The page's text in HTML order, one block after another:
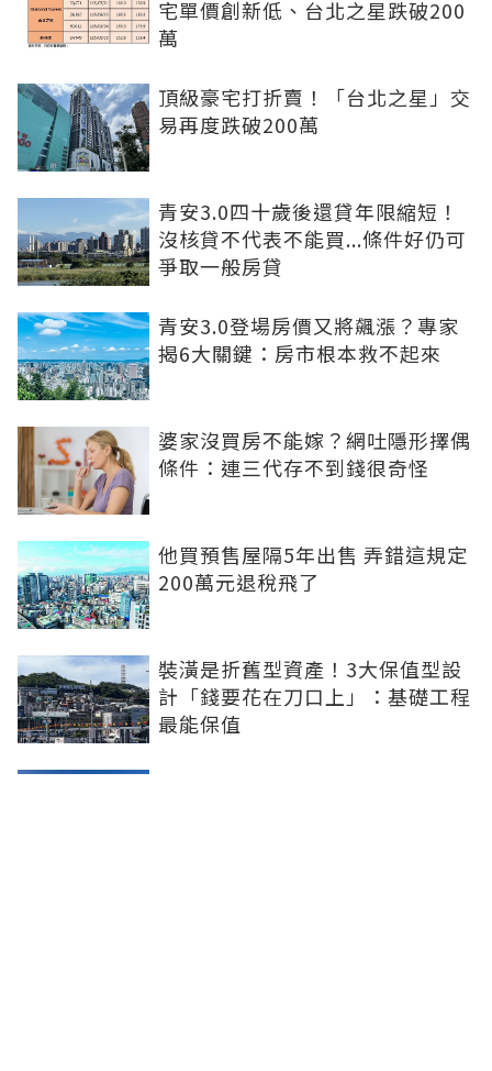
宅單價創新低、台北之星跌破200
萬
頂級豪宅打折賣！「台北之星」交
易再度跌破200萬
青安3.0四十歲後還貸年限縮短！
沒核貸不代表不能買...條件好仍可
爭取一般房貸
青安3.0登場房價又將飆漲？專家
揭6大關鍵：房市根本救不起來
婆家沒買房不能嫁？網吐隱形擇偶
條件：連三代存不到錢很奇怪
他買預售屋隔5年出售 弄錯這規定
200萬元退稅飛了
裝潢是折舊型資產！3大保值型設
計「錢要花在刀口上」：基礎工程
最能保值